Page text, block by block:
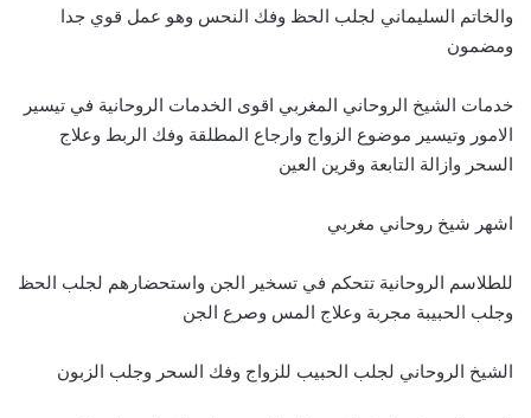
والخاتم السليماني لجلب الحظ وفك النحس وهو عمل قوي جدا
ومضمون
خدمات الشيخ الروحاني المغربي اقوى الخدمات الروحانية في تيسير
الامور وتيسير موضوع الزواج وارجاع المطلقة وفك الربط وعلاج
السحر وازالة التابعة وقرين العين
اشهر شيخ روحاني مغربي
للطلاسم الروحانية تتحكم في تسخير الجن واستحضارهم لجلب الحظ
وجلب الحبيبة مجربة وعلاج المس وصرع الجن
الشيخ الروحاني لجلب الحبيب للزواج وفك السحر وجلب الزبون